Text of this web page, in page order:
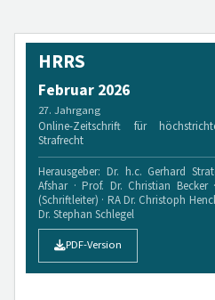
HRRS
Februar 2026
27. Jahrgang
Online-Zeitschrift für
Strafrecht
Herausgeber: Dr. h.c. Gerhard
Afshar · Prof. Dr. Christian
(Schriftleiter) · RA Dr. Christoph
Dr. Stephan Schlegel
PDF-Version